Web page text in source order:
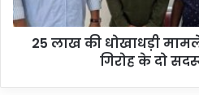
25 लाख की धोखाधड़ी
गिरोह के दो